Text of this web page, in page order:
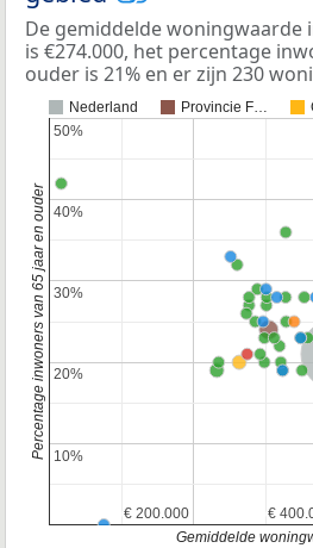
De gemiddelde woningwaarde
is €274.000, het percentage
ouder is 21% en er zijn 230
Nederland Provincie F…
€ 200.000
€ 200.000 €
€
10%
10%
20%
20%
30%
30%
40%
40%
50%
50%
Gemiddelde
Percentage inwoners van 65 jaar en ouder